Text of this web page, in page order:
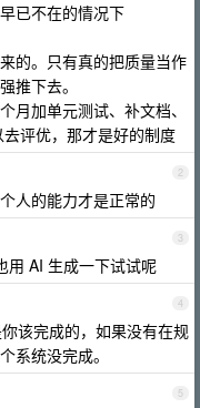
已不在的情况下
的。只有真的把质量当作
推下去。
月加单元测试、补文档、
评优，那才是好的制度
2
人的能力才是正常的
3
用 AI 生成一下试试呢
4
该完成的，如果没有在规
系统没完成。
5